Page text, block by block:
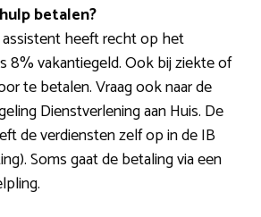
betalen?
heeft recht op het
8% vakantiegeld. Ook bij ziekte of
te betalen. Vraag ook naar de
Dienstverlening aan Huis. De
de verdiensten zelf op in de IB
Soms gaat de betaling via een